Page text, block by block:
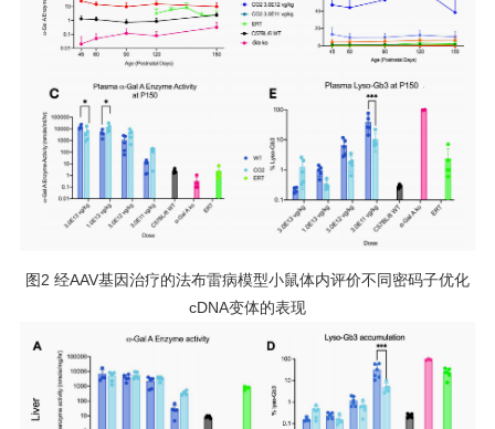
图2 经AAV基因治疗的法布雷病模型小鼠体内评价不同密码子优化
cDNA变体的表现